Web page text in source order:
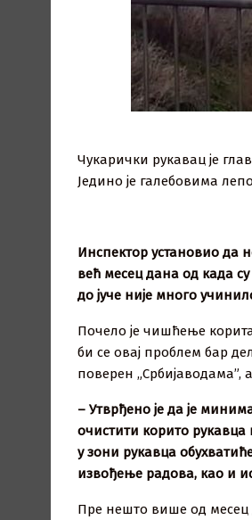
Чукарички рукавац је
Једино је галебовима
Инспектор установио да
већ месец дана од када
до јуче није много
Почело је чишћење
би се овај проблем бар
поверен „Србијаводама”,
– Утврђено је да је
очистити корито рукавца
у зони рукавца
извођење радова, као и
Пре нешто више од месец